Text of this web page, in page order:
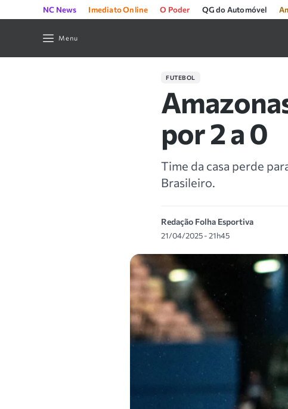
NC News Imediato Online O Poder QG do Automóvel
Menu
FUTEBOL
por 2 a 0
Time da casa perde
Brasileiro.
Redação Folha Esportiva
21/04/2025 - 21h45